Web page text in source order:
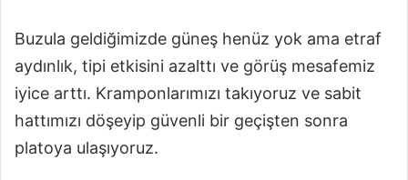
Buzula geldiğimizde güneş henüz yok ama etraf
aydınlık, tipi etkisini azalttı ve görüş mesafemiz
iyice arttı. Kramponlarımızı takıyoruz ve sabit
hattımızı döşeyip güvenli bir geçişten sonra
platoya ulaşıyoruz.